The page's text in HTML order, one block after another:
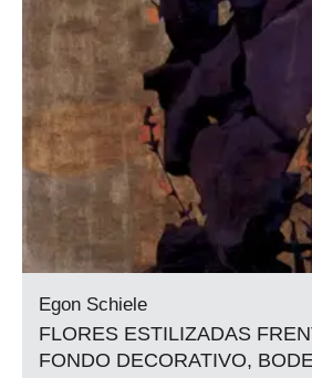
Egon Schiele
FLORES ESTILIZADAS
FONDO DECORATIVO,